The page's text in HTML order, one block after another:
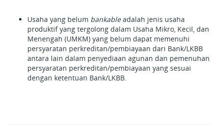
Usaha yang belum bankableadalah jenis usaha
produktif yang tergolong dalam Usaha Mikro, Kecil, dan
Menengah (UMKM) yang belum dapat memenuhi
persyaratan perkreditan/pembiayaan dari Bank/LKBB
antara lain dalam penyediaan agunan dan pemenuhan
persyaratan perkreditan/pembiayaan yang sesuai
dengan ketentuan Bank/LKBB.